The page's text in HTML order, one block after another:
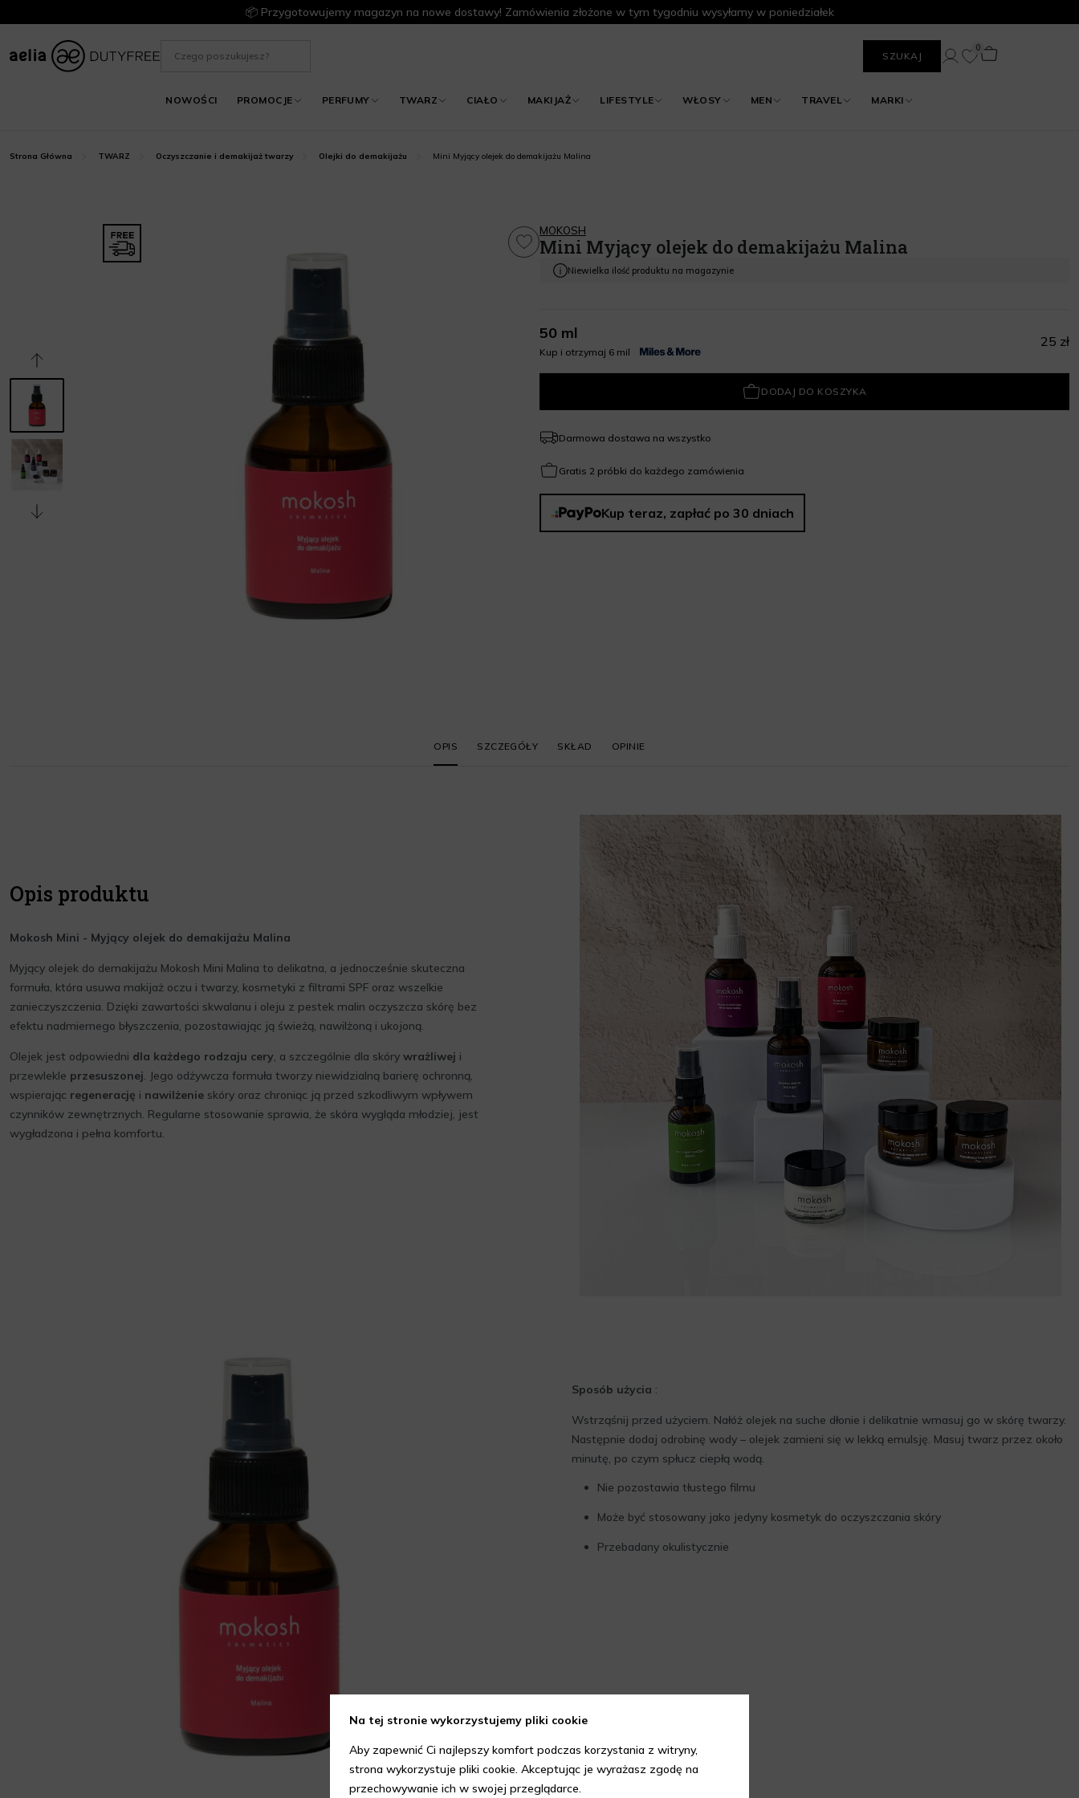
📦 Przygotowujemy magazyn na nowe dostawy! Zamówienia złożone w tym tygodniu wysyłamy w poniedziałek
SZUKAJ
NOWOŚCI PROMOCJE PERFUMY TWARZ CIAŁO MAKIJAŻ LIFESTYLE WŁOSY MEN TRAVEL MARKI
0
Strona Główna TWARZ Oczyszczanie i demakijaż twarzy Olejki do demakijażu Mini Myjący olejek do demakijażu Malina
MOKOSH
Mini Myjący olejek do demakijażu Malina
Niewielka ilość produktu na magazynie
50 ml
Kup i otrzymaj 6 mil
25 zł
DODAJ DO KOSZYKA
Darmowa dostawa na wszystko
Gratis 2 próbki do każdego zamówienia
Kup teraz, zapłać po 30 dniach
OPIS SZCZEGÓŁY SKŁAD OPINIE
Opis produktu
Mokosh Mini - Myjący olejek do demakijażu Malina
Myjący olejek do demakijażu Mokosh Mini Malina to delikatna, a jednocześnie skuteczna
formuła, która usuwa makijaż oczu i twarzy, kosmetyki z filtrami SPF oraz wszelkie
zanieczyszczenia. Dzięki zawartości skwalanu i oleju z pestek malin oczyszcza skórę bez
efektu nadmiernego błyszczenia, pozostawiając ją świeżą, nawilżoną i ukojoną.
Olejek jest odpowiedni dla każdego rodzaju cery, a szczególnie dla skóry wrażliwej i
przewlekle przesuszonej. Jego odżywcza formuła tworzy niewidzialną barierę ochronną,
wspierając regenerację i nawilżenie skóry oraz chroniąc ją przed szkodliwym wpływem
czynników zewnętrznych. Regularne stosowanie sprawia, że skóra wygląda młodziej, jest
wygładzona i pełna komfortu.
Sposób użycia :
Wstrząśnij przed użyciem. Nałóż olejek na suche dłonie i delikatnie wmasuj go w skórę twarzy.
Następnie dodaj odrobinę wody – olejek zamieni się w lekką emulsję. Masuj twarz przez około
minutę, po czym spłucz ciepłą wodą.
Nie pozostawia tłustego filmu
Może być stosowany jako jedyny kosmetyk do oczyszczania skóry
Przebadany okulistycznie
Na tej stronie wykorzystujemy pliki cookie
Aby zapewnić Ci najlepszy komfort podczas korzystania z witryny,
strona wykorzystuje pliki cookie. Akceptując je wyrażasz zgodę na
przechowywanie ich w swojej przeglądarce.